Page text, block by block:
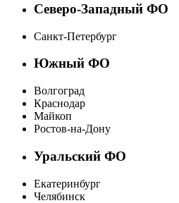
Северо-Западный ФО
Санкт-Петербург
Южный ФО
Волгоград
Краснодар
Майкоп
Ростов-на-Дону
Уральский ФО
Екатеринбург
Челябинск